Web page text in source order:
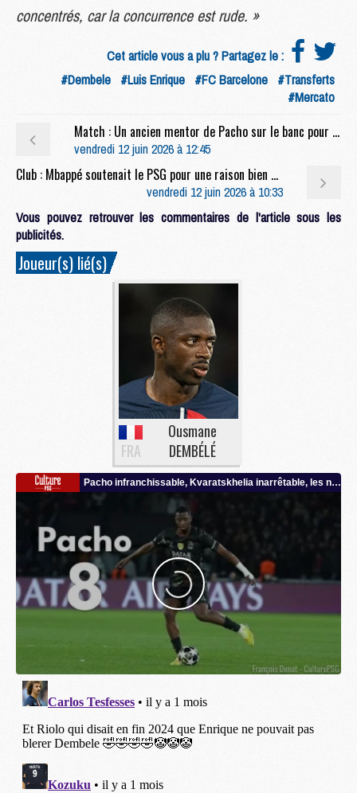
concentrés, car la concurrence est rude. »
Cet article vous a plu ? Partagez le :
#Dembele #Luis Enrique #FC Barcelone #Transferts
#Mercato
Match : Un ancien mentor de Pacho sur le banc pour Lens/PSG
vendredi 12 juin 2026 à 12:45
Club : Mbappé soutenait le PSG pour une raison bien particulière face à Arsenal
vendredi 12 juin 2026 à 10:33
Vous pouvez retrouver les commentaires de l'article sous les
publicités.
Joueur(s) lié(s)
FRA
Ousmane
DEMBÉLÉ